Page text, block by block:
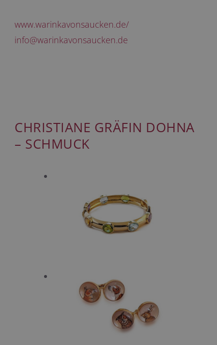
www.warinkavonsaucken.de/
info@warinkavonsaucken.de
CHRISTIANE GRÄFIN DOHNA
– SCHMUCK